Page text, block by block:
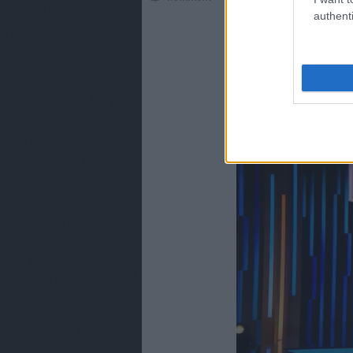
Heti nézettségi
nem igazán
hozta, sőt,
Bud Spencer és